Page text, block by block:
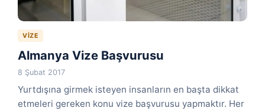
VIZE
Almanya Vize Başvurusu
8 Şubat 2017
Yurtdışına girmek isteyen insanların en başta dikkat
etmeleri gereken konu vize başvurusu yapmaktır. Her